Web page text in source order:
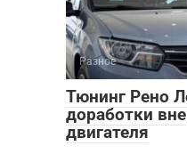
Разное
Тюнинг Рено
доработки
двигателя